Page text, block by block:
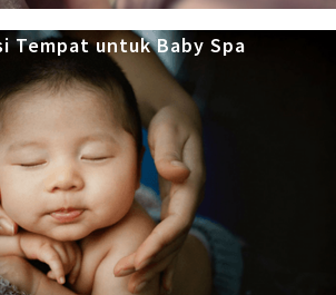
Tempat untuk Baby Spa